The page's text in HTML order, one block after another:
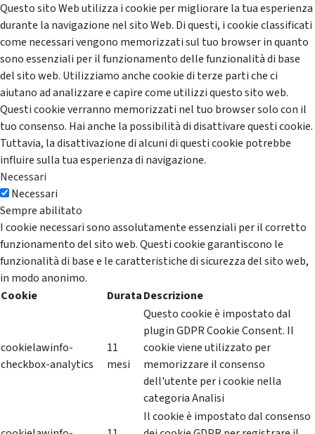
Questo sito Web utilizza i cookie per migliorare la tua esperienza
durante la navigazione nel sito Web. Di questi, i cookie classificati
come necessari vengono memorizzati sul tuo browser in quanto
sono essenziali per il funzionamento delle funzionalità di base
del sito web. Utilizziamo anche cookie di terze parti che ci
aiutano ad analizzare e capire come utilizzi questo sito web.
Questi cookie verranno memorizzati nel tuo browser solo con il
tuo consenso. Hai anche la possibilità di disattivare questi cookie.
Tuttavia, la disattivazione di alcuni di questi cookie potrebbe
influire sulla tua esperienza di navigazione.
Necessari
Necessari
Sempre abilitato
I cookie necessari sono assolutamente essenziali per il corretto
funzionamento del sito web. Questi cookie garantiscono le
funzionalità di base e le caratteristiche di sicurezza del sito web,
in modo anonimo.
Cookie
DurataDescrizione
cookielawinfo-
checkbox-analytics
11
mesi
Questo cookie è impostato dal
plugin GDPR Cookie Consent. Il
cookie viene utilizzato per
memorizzare il consenso
dell'utente per i cookie nella
categoria Analisi
Il cookie è impostato dal consenso